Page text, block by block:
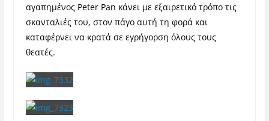
αγαπημένος Peter Pan κάνει με εξαιρετικό τρόπο τις
σκανταλιές του, στον πάγο αυτή τη φορά και
καταφέρνει να κρατά σε εγρήγορση όλους τους
θεατές.